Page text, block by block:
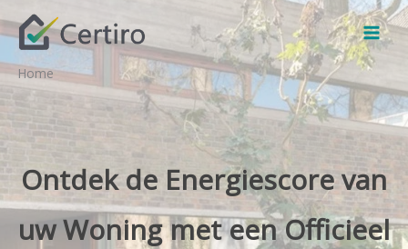
naar
inhoud
Home
Ontdek de Energiescore van
uw Woning met een Officieel